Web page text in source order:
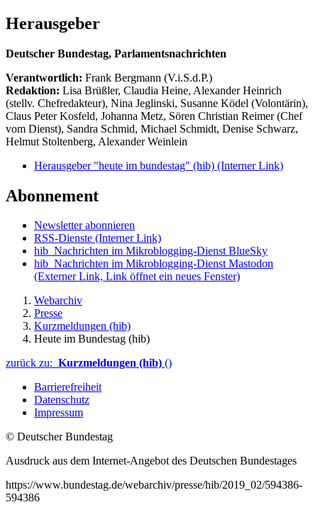
Herausgeber
Deutscher Bundestag, Parlamentsnachrichten
Verantwortlich: Frank Bergmann (V.i.S.d.P.)
Redaktion: Lisa Brüßler, Claudia Heine, Alexander Heinrich
(stellv. Chefredakteur), Nina Jeglinski, Susanne Ködel (Volontärin),
Claus Peter Kosfeld, Johanna Metz, Sören Christian Reimer (Chef
vom Dienst), Sandra Schmid, Michael Schmidt, Denise Schwarz,
Helmut Stoltenberg, Alexander Weinlein
Herausgeber "heute im bundestag" (hib) (Interner Link)
Abonnement
Newsletter abonnieren
RSS-Dienste (Interner Link)
hib_Nachrichten im Mikroblogging-Dienst BlueSky
hib_Nachrichten im Mikroblogging-Dienst Mastodon
(Externer Link, Link öffnet ein neues Fenster)
Webarchiv
Presse
Kurzmeldungen (hib)
Heute im Bundestag (hib)
zurück zu: Kurzmeldungen (hib) ()
Barrierefreiheit
Datenschutz
Impressum
© Deutscher Bundestag
Ausdruck aus dem Internet-Angebot des Deutschen Bundestages
https://www.bundestag.de/webarchiv/presse/hib/2019_02/594386-
594386